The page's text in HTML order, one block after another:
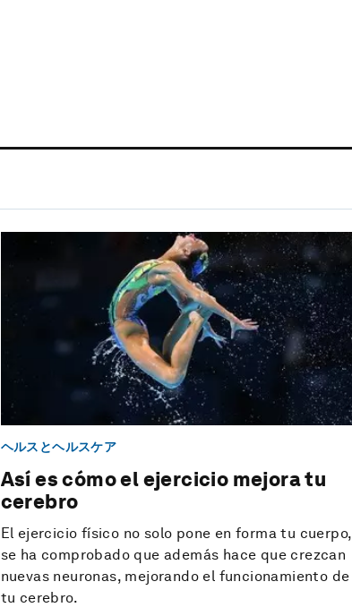
ヘルスとヘルスケア
Así es cómo el ejercicio mejora tu
cerebro
El ejercicio físico no solo pone en forma tu cuerpo,
se ha comprobado que además hace que crezcan
nuevas neuronas, mejorando el funcionamiento de
tu cerebro.